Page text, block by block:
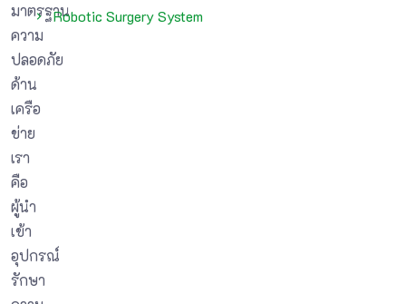
มาตรฐาน
ความ
ปลอดภัย
ด้าน
เครือ
ข่าย
เรา
คือ
ผู้นำ
เข้า
อุปกรณ์
รักษา
Robotic Surgery System